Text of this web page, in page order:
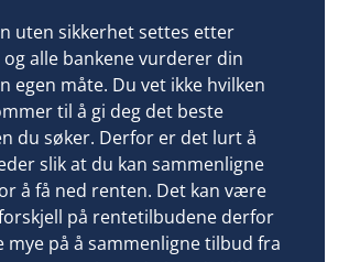
23 år
200 000 kr
betalingsanmerkninger
1 - 15 år
Storebrand Bank forbrukslån
forbrukslån
vi om Storebrand Bank forbrukslån
priser og lånedetaljer
Bank
uten sikkerhet settes etter
alle bankene vurderer din
egen måte. Du vet ikke hvilken
til å gi deg det beste
du søker. Derfor er det lurt å
slik at du kan sammenligne
å få ned renten. Det kan være
på rentetilbudene derfor
mye på å sammenligne tilbud fra